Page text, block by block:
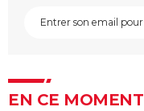
EN CE MOMENT